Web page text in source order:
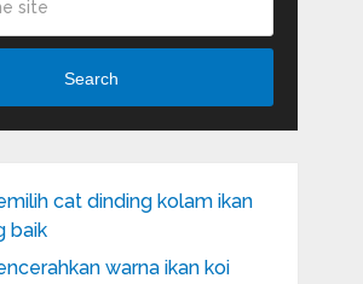
Search
cat dinding kolam ikan
baik
warna ikan koi